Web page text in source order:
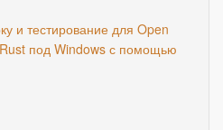
и тестирование для Open
под Windows с помощью